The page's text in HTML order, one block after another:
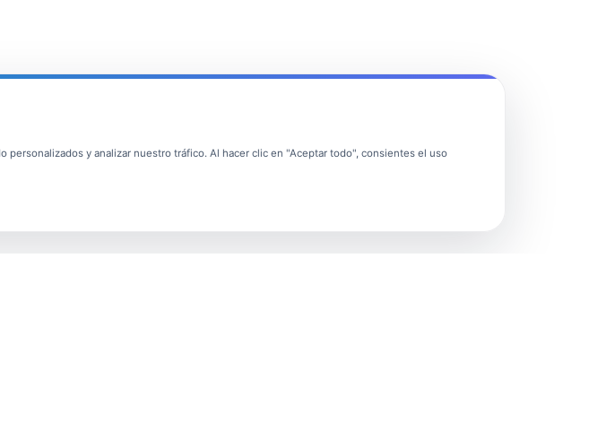
y analizar nuestro tráfico. Al hacer clic en "Aceptar todo", consientes el uso